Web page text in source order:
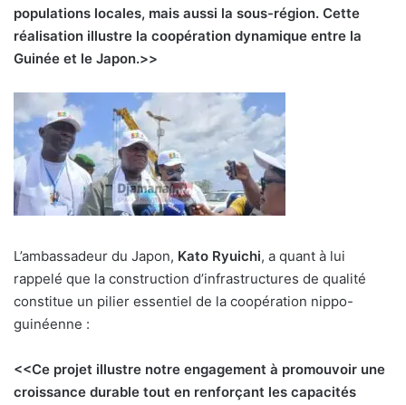
populations locales, mais aussi la sous-région. Cette
réalisation illustre la coopération dynamique entre la
Guinée et le Japon.>>
L’ambassadeur du Japon, Kato Ryuichi, a quant à lui
rappelé que la construction d’infrastructures de qualité
constitue un pilier essentiel de la coopération nippo-
guinéenne :
<<Ce projet illustre notre engagement à promouvoir une
croissance durable tout en renforçant les capacités